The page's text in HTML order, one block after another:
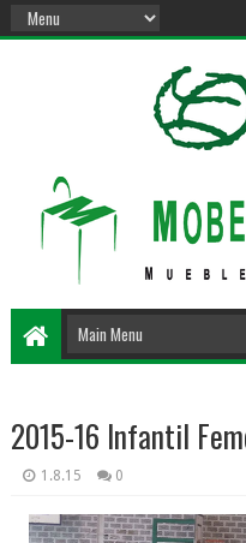
2015-16 Infantil
1.8.15 0